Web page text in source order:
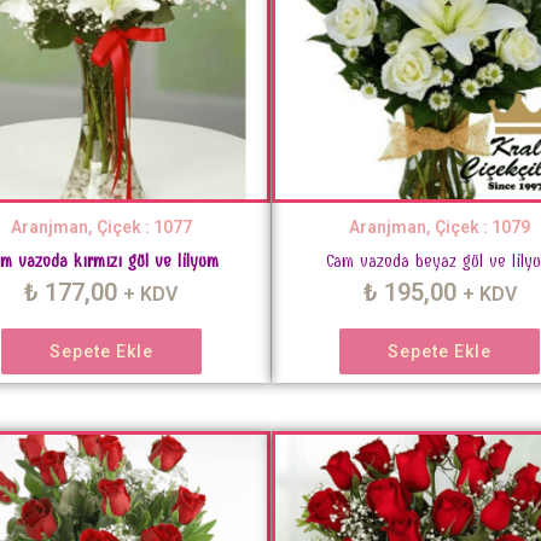
Aranjman, Çiçek : 1077
vazoda kırmızı gül ve lilyum
₺ 177,00 + KDV
Sepete Ekle
Aranjman, Çiçek : 1079
Cam vazoda beyaz gül ve
₺ 195,00 + KDV
Sepete Ekle